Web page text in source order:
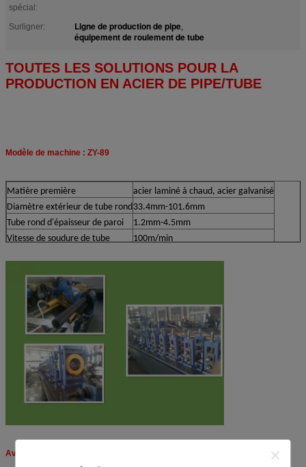
spécial:
Surligner: Ligne de production de pipe,
équipement de roulement de tube
TOUTES LES SOLUTIONS POUR LA
PRODUCTION EN ACIER DE PIPE/TUBE
Modèle de machine : ZY-89
Matière première
acier laminé à chaud, acier galvanisé
Diamètre extérieur de tube rond 33.4mm-101.6mm
Tube rond d'épaisseur de paroi
1.2mm-4.5mm
Vitesse de soudure de tube
100m/min
Avantage de technologie